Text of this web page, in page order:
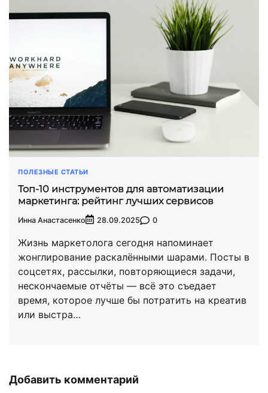
ПОЛЕЗНЫЕ СТАТЬИ
Топ-10 инструментов для автоматизации
маркетинга: рейтинг лучших сервисов
Инна Анастасенко 28.09.2025 0
Жизнь маркетолога сегодня напоминает
жонглирование раскалёнными шарами. Посты в
соцсетях, рассылки, повторяющиеся задачи,
нескончаемые отчёты — всё это съедает
время, которое лучше бы потратить на креатив
или выстра…
Добавить комментарий